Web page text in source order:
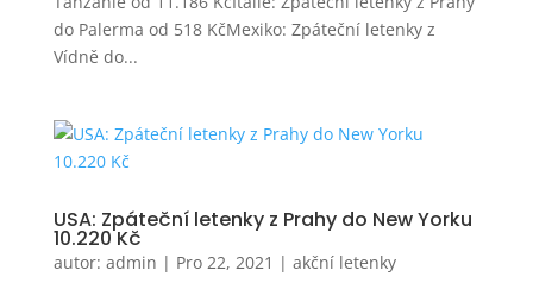
do Palerma od 518 KčMexiko: Zpáteční letenky z
Vídně do...
USA: Zpáteční letenky z Prahy do New Yorku
10.220 Kč
autor: admin | Pro 22, 2021 | akční letenky